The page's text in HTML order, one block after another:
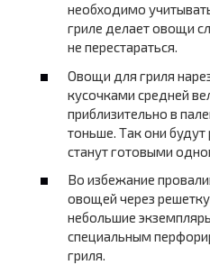
необходимо
гриле делает овощи
не перестараться.
Овощи для гриля
кусочками средней
приблизительно в
тоньше. Так они
станут готовыми
Во избежание
овощей через
небольшие
специальным
гриля.